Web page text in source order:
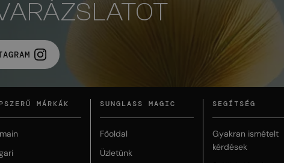
MÁRKÁK SUNGLASS MAGIC
Főoldal
Üzletünk
SEGÍTSÉG
Gyakran ismételt
kérdések